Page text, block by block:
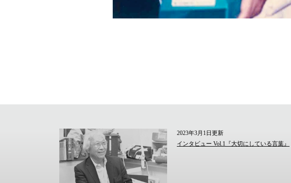
2023年3月1日更新
インタビュー Vol.1『大切にしている言葉』